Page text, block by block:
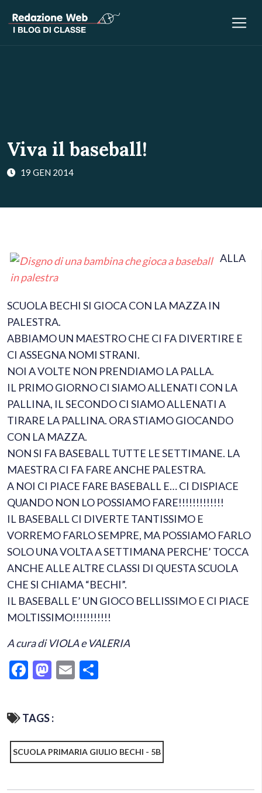
Viva il baseball!
19 GEN 2014
ALLA
SCUOLA BECHI SI GIOCA CON LA MAZZA IN
PALESTRA.
ABBIAMO UN MAESTRO CHE CI FA DIVERTIRE E
CI ASSEGNA NOMI STRANI.
NOI A VOLTE NON PRENDIAMO LA PALLA.
IL PRIMO GIORNO CI SIAMO ALLENATI CON LA
PALLINA, IL SECONDO CI SIAMO ALLENATI A
TIRARE LA PALLINA. ORA STIAMO GIOCANDO
CON LA MAZZA.
NON SI FA BASEBALL TUTTE LE SETTIMANE. LA
MAESTRA CI FA FARE ANCHE PALESTRA.
A NOI CI PIACE FARE BASEBALL E… CI DISPIACE
QUANDO NON LO POSSIAMO FARE!!!!!!!!!!!!!
IL BASEBALL CI DIVERTE TANTISSIMO E
VORREMO FARLO SEMPRE, MA POSSIAMO FARLO
SOLO UNA VOLTA A SETTIMANA PERCHE’ TOCCA
ANCHE ALLE ALTRE CLASSI DI QUESTA SCUOLA
CHE SI CHIAMA “BECHI”.
IL BASEBALL E’ UN GIOCO BELLISSIMO E CI PIACE
MOLTISSIMO!!!!!!!!!!!
A cura di VIOLA e VALERIA
Facebook
Mastodon
Email
TAGS :
SCUOLA PRIMARIA GIULIO BECHI - 5B